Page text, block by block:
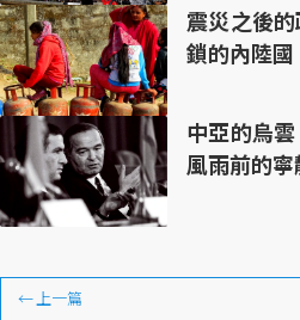
震災之後
鎖的內陸國
中亞的烏
風雨前的寧
←上一篇